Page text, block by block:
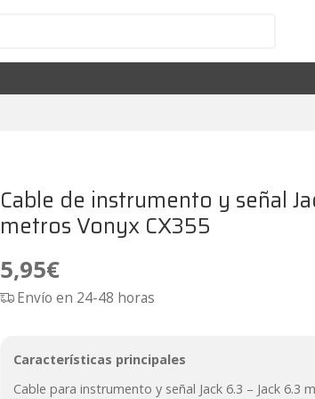
Cable de instrumento y señal
metros Vonyx CX355
5,95€
Envío en 24-48 horas
Características principales
Cable para instrumento y señal Jack 6.3 – Jack 6.3